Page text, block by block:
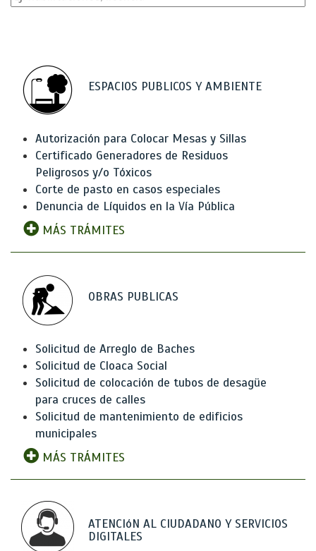
ESPACIOS PUBLICOS Y AMBIENTE
Autorización para Colocar Mesas y Sillas
Certificado Generadores de Residuos
Peligrosos y/o Tóxicos
Corte de pasto en casos especiales
Denuncia de Líquidos en la Vía Pública
MÁS TRÁMITES
OBRAS PUBLICAS
Solicitud de Arreglo de Baches
Solicitud de Cloaca Social
Solicitud de colocación de tubos de desagüe
para cruces de calles
Solicitud de mantenimiento de edificios
municipales
MÁS TRÁMITES
ATENCIóN AL CIUDADANO Y SERVICIOS
DIGITALES